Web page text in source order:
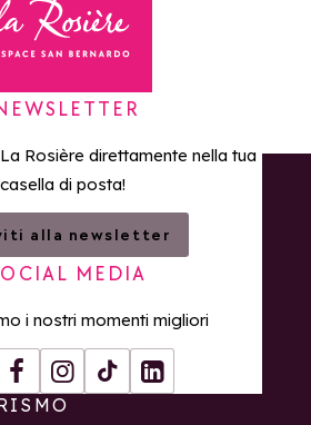
Torna alla home page
Rosière direttamente nella tua
casella di posta!
alla newsletter
MEDIA
i nostri momenti migliori
FacebookInstagram
Tiktok LinkedIn